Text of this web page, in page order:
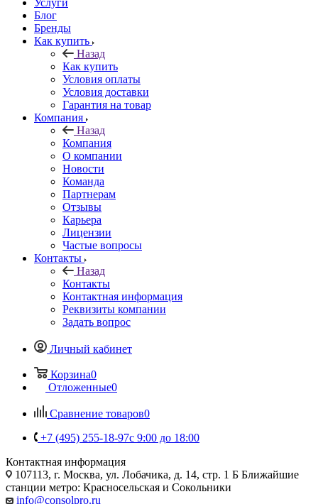
Услуги
Блог
Бренды
Как купить
Назад
Как купить
Условия оплаты
Условия доставки
Гарантия на товар
Компания
Назад
Компания
О компании
Новости
Команда
Партнерам
Отзывы
Карьера
Лицензии
Частые вопросы
Контакты
Назад
Контакты
Контактная информация
Реквизиты компании
Задать вопрос
Личный кабинет
Корзина0
Отложенные0
Сравнение товаров0
+7 (495) 255-18-97с 9:00 до 18:00
Контактная информация
107113, г. Москва, ул. Лобачика, д. 14, стр. 1 Б Ближайшие
станции метро: Красносельская и Сокольники
info@consolpro.ru